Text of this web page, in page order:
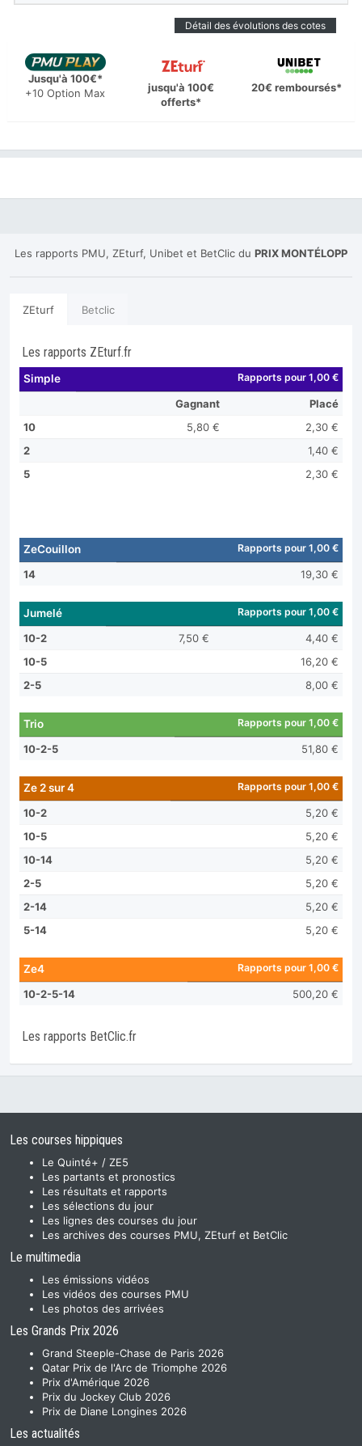
Détail des évolutions des cotes
Jusqu'à 100€*
+10 Option Max
jusqu'à 100€
offerts*
20€ remboursés*
Les rapports PMU, ZEturf, Unibet et BetClic du PRIX MONTÉLOPP
ZEturf Betclic
Les rapports ZEturf.fr
Simple Rapports pour 1,00 €
Gagnant
Placé
10
5,80 €
2,30 €
2
1,40 €
5
2,30 €
ZeCouillon Rapports pour 1,00 €
14 19,30 €
Jumelé Rapports pour 1,00 €
10-2 7,50 €
4,40 €
10-5
16,20 €
2-5
8,00 €
Trio Rapports pour 1,00 €
10-2-5 51,80 €
Ze 2 sur 4 Rapports pour 1,00 €
10-2
5,20 €
10-5
5,20 €
10-14
5,20 €
2-5
5,20 €
2-14
5,20 €
5-14
5,20 €
Ze4 Rapports pour 1,00 €
10-2-5-14 500,20 €
Les rapports BetClic.fr
Les courses hippiques
Le Quinté+ / ZE5
Les partants et pronostics
Les résultats et rapports
Les sélections du jour
Les lignes des courses du jour
Les archives des courses PMU, ZEturf et BetClic
Le multimedia
Les émissions vidéos
Les vidéos des courses PMU
Les photos des arrivées
Les Grands Prix 2026
Grand Steeple-Chase de Paris 2026
Qatar Prix de l'Arc de Triomphe 2026
Prix d'Amérique 2026
Prix du Jockey Club 2026
Prix de Diane Longines 2026
Les actualités